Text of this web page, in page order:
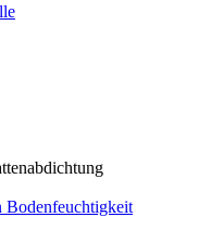
Bodenfeuchtigkeit